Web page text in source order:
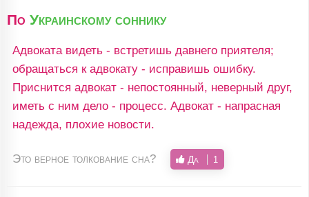
По Украинскому соннику
Адвоката видеть - встретишь давнего приятеля;
обращаться к адвокату - исправишь ошибку.
Приснится адвокат - непостоянный, неверный друг,
иметь с ним дело - процесс. Адвокат - напрасная
надежда, плохие новости.
Это верное толкование сна? Да 1